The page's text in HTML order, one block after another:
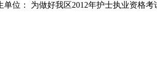
位： 为做好我区2012年护士执业资格